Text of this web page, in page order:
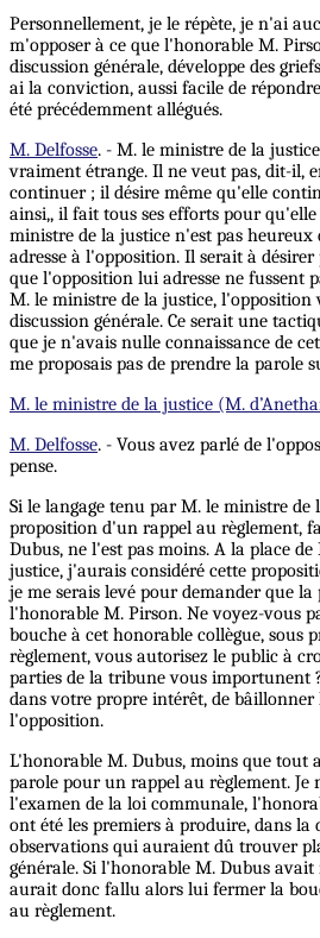
Personnellement, je le répète, je n'ai
m'opposer à ce que l'honorable M.
discussion générale, développe des
ai la conviction, aussi facile de
été précédemment allégués.
M. Delfosse. - M. le ministre de la
vraiment étrange. Il ne veut pas, dit-il,
continuer ; il désire même qu'elle
ainsi,, il fait tous ses efforts pour
ministre de la justice n'est pas heureux
adresse à l'opposition. Il serait à
que l'opposition lui adresse ne fussent
M. le ministre de la justice,
discussion générale. Ce serait une
que je n'avais nulle connaissance de
me proposais pas de prendre la parole
M. le ministre de la justice (M.
M. Delfosse. - Vous avez parlé de
pense.
Si le langage tenu par M. le ministre de
proposition d'un rappel au règlement,
Dubus, ne l'est pas moins. A la place
justice, j'aurais considéré cette
je me serais levé pour demander que
l'honorable M. Pirson. Ne voyez-vous
bouche à cet honorable collègue, sous
règlement, vous autorisez le public à
parties de la tribune vous importunent
dans votre propre intérêt, de bâillonner
l'opposition.
L'honorable M. Dubus, moins que tout
parole pour un rappel au règlement. Je
l'examen de la loi communale,
ont été les premiers à produire, dans la
observations qui auraient dû trouver
générale. Si l'honorable M. Dubus
aurait donc fallu alors lui fermer la
au règlement.